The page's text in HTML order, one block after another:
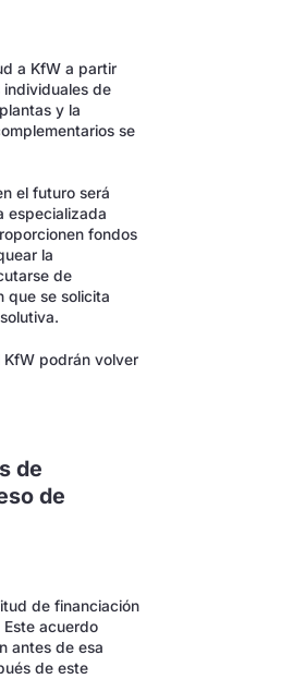
a KfW a partir
individuales de
y la
se
el futuro será
especializada
fondos
la
de
que se solicita
podrán volver
de
de
de financiación
acuerdo
antes de esa
de este